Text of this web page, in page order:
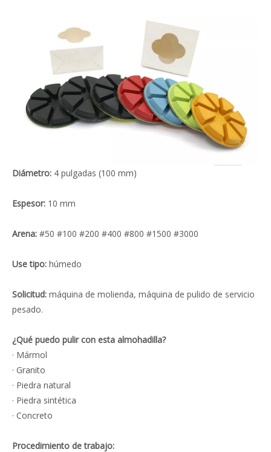
Diámetro: 4 pulgadas (100 mm)
Espesor: 10 mm
Arena: #50 #100 #200 #400 #800 #1500 #3000
Use tipo: húmedo
Solicitud: máquina de molienda, máquina de pulido de servicio
pesado.
¿Qué puedo pulir con esta almohadilla?
· Mármol
· Granito
· Piedra natural
· Piedra sintética
· Concreto
Procedimiento de trabajo: